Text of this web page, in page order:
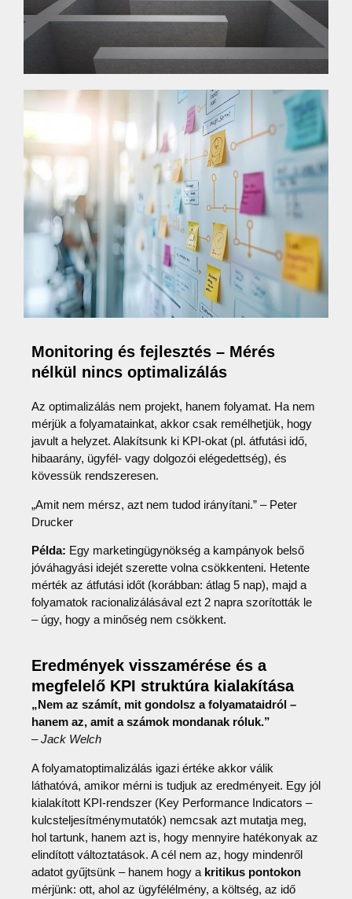
Monitoring és fejlesztés – Mérés
nélkül nincs optimalizálás
Az optimalizálás nem projekt, hanem folyamat. Ha nem
mérjük a folyamatainkat, akkor csak remélhetjük, hogy
javult a helyzet. Alakítsunk ki KPI-okat (pl. átfutási idő,
hibaarány, ügyfél- vagy dolgozói elégedettség), és
kövessük rendszeresen.
„Amit nem mérsz, azt nem tudod irányítani.” – Peter
Drucker
Példa: Egy marketingügynökség a kampányok belső
jóváhagyási idejét szerette volna csökkenteni. Hetente
mérték az átfutási időt (korábban: átlag 5 nap), majd a
folyamatok racionalizálásával ezt 2 napra szorították le
– úgy, hogy a minőség nem csökkent.
Eredmények visszamérése és a
megfelelő KPI struktúra kialakítása
„Nem az számít, mit gondolsz a folyamataidról –
hanem az, amit a számok mondanak róluk.”
–Jack Welch
A folyamatoptimalizálás igazi értéke akkor válik
láthatóvá, amikor mérni is tudjuk az eredményeit. Egy jól
kialakított KPI-rendszer (Key Performance Indicators –
kulcsteljesítménymutatók) nemcsak azt mutatja meg,
hol tartunk, hanem azt is, hogy mennyire hatékonyak az
elindított változtatások. A cél nem az, hogy mindenről
adatot gyűjtsünk – hanem hogy a kritikus pontokon
mérjünk: ott, ahol az ügyfélélmény, a költség, az idő